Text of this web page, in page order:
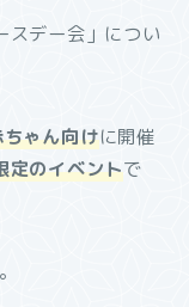
スデー会」につい
ゃん向けに開催
定のイベントで